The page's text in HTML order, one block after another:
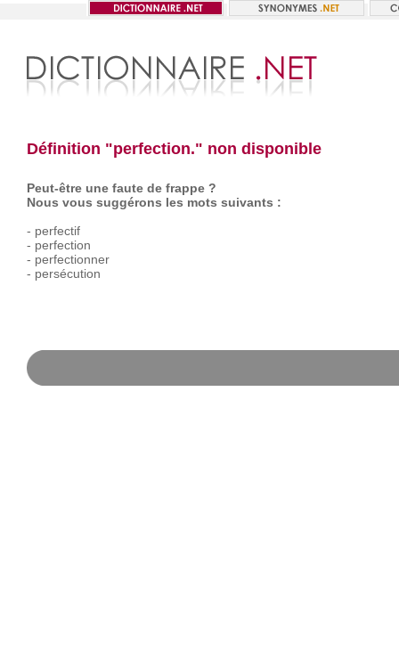
Définition "perfection." non disponible
Peut-être une faute de frappe ?
Nous vous suggérons les mots suivants :
- perfectif
- perfection
- perfectionner
- persécution